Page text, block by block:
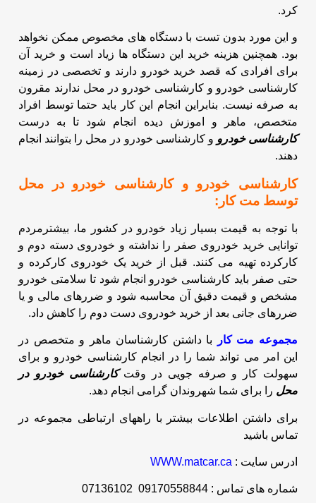
کرد.
و این مورد بدون تست با دستگاه های مخصوص ممکن نخواهد
بود. همچنین هزینه خرید این دستگاه ها زیاد است و خرید آن
برای
افرادی که قصد خرید خودرو دارند و تخصصی در زمینه
کارشناسی خودرو و کارشناسی خودرو در محل ندارند مقرون
به صرفه نیست. بنابراین انجام این کار باید حتما توسط افراد
متخصص، ماهر و اموزش دیده انجام شود تا به درست
کارشناسی خودرو و کارشناسی خودرو در محل را بتوانند انجام
دهند.
کارشناسی خودرو و کارشناسی خودرو در محل
توسط مت کار:
با توجه به قیمت بسیار زیاد خودرو در کشور ما، بیشترمردم
توانایی خرید خودروی صفر را نداشته و خودروی دسته دوم و
کارکرده تهیه می کنند. قبل از خرید یک خودروی کارکرده و
حتی صفر باید کارشناسی خودرو انجام شود تا سلامتی خودرو
مشخص و قیمت دقیق آن محاسبه شود و ضررهای مالی و یا
ضررهای جانی بعد از خرید خودروی دست دوم را کاهش داد.
مجموعه مت کار
با داشتن کارشناسان ماهر و متخصص در
این امر می تواند شما را در انجام کارشناسی خودرو و برای
سهولت کار و صرفه جویی در وقتکارشناسی خودرو در
محل را برای شما شهروندان گرامی انجام دهد.
برای داشتن اطلاعات بیشتر با راههای ارتباطی مجموعه در
تماس باشید
ادرس سایت : WWW.matcar.ca
شماره های تماس : 09170558844 07136102